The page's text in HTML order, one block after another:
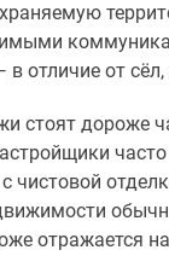
отличие от
стоят дороже
чистовой
отражается